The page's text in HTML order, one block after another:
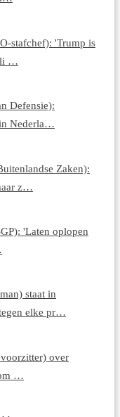
stafchef): 'Trump is
…
Defensie):
Nederla…
Zaken):
z…
'Laten oplopen
staat in
elke pr…
over
…